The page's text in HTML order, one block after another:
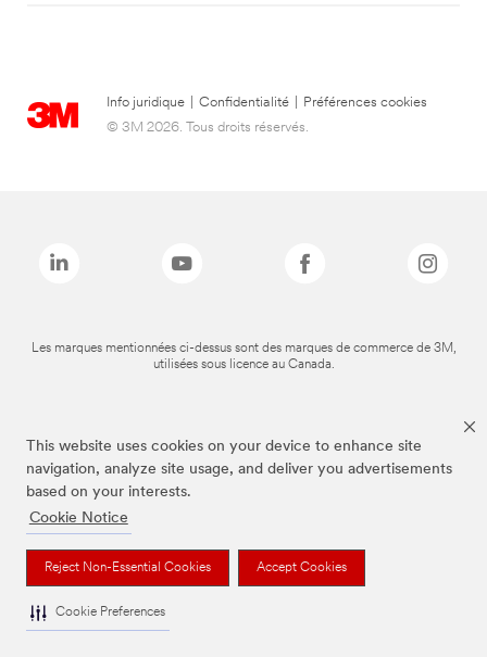
This website uses cookies on your device to enhance site
navigation, analyze site usage, and deliver you advertisements
based on your interests.
Cookie Notice
Reject Non-Essential Cookies Accept Cookies
Cookie Preferences
Info juridique Confidentialité
Préférences cookies
© 3M 2026. Tous droits réservés.
Les marques mentionnées ci-dessus sont des marques de commerce de 3M,
utilisées sous licence au Canada.